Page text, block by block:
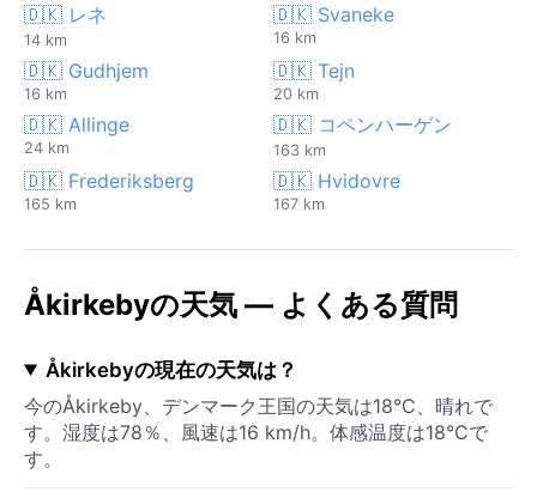
🇩🇰 レネ
14 km
🇩🇰 Svaneke
16 km
🇩🇰 Gudhjem
16 km
🇩🇰 Tejn
20 km
🇩🇰 Allinge
24 km
🇩🇰 コペンハーゲン
163 km
🇩🇰 Frederiksberg
165 km
🇩🇰 Hvidovre
167 km
Åkirkebyの天気 — よくある質問
Åkirkebyの現在の天気は？
今のÅkirkeby、デンマーク王国の天気は18°C、晴れで
す。湿度は78％、風速は16 km/h。体感温度は18°Cで
す。